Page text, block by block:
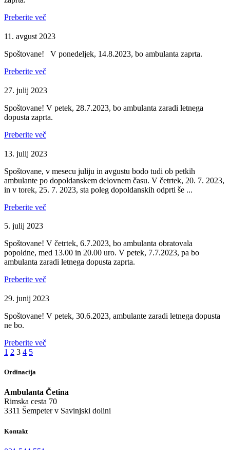
Preberite več
11. avgust 2023
Spoštovane! V ponedeljek, 14.8.2023, bo ambulanta zaprta.
Preberite več
27. julij 2023
Spoštovane! V petek, 28.7.2023, bo ambulanta zaradi letnega
dopusta zaprta.
Preberite več
13. julij 2023
Spoštovane, v mesecu juliju in avgustu bodo tudi ob petkih
ambulante po dopoldanskem delovnem času. V četrtek, 20. 7. 2023,
in v torek, 25. 7. 2023, sta poleg dopoldanskih odprti še ...
Preberite več
5. julij 2023
Spoštovane! V četrtek, 6.7.2023, bo ambulanta obratovala
popoldne, med 13.00 in 20.00 uro. V petek, 7.7.2023, pa bo
ambulanta zaradi letnega dopusta zaprta.
Preberite več
29. junij 2023
Spoštovane! V petek, 30.6.2023, ambulante zaradi letnega dopusta
ne bo.
Preberite več
1 2 3 4 5
Ordinacija
Ambulanta Četina
Rimska cesta 70
3311 Šempeter v Savinjski dolini
Kontakt